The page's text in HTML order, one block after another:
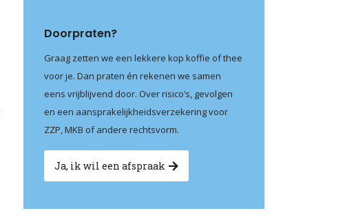
Doorpraten?
Graag zetten we een lekkere kop koffie of thee
voor je. Dan praten én rekenen we samen
eens vrijblijvend door. Over risico’s, gevolgen
en een aansprakelijkheidsverzekering voor
ZZP, MKB of andere rechtsvorm.
Ja, ik wil een afspraak